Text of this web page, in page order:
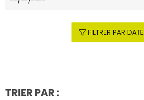
FILTRER PAR DATE
TRIER PAR :